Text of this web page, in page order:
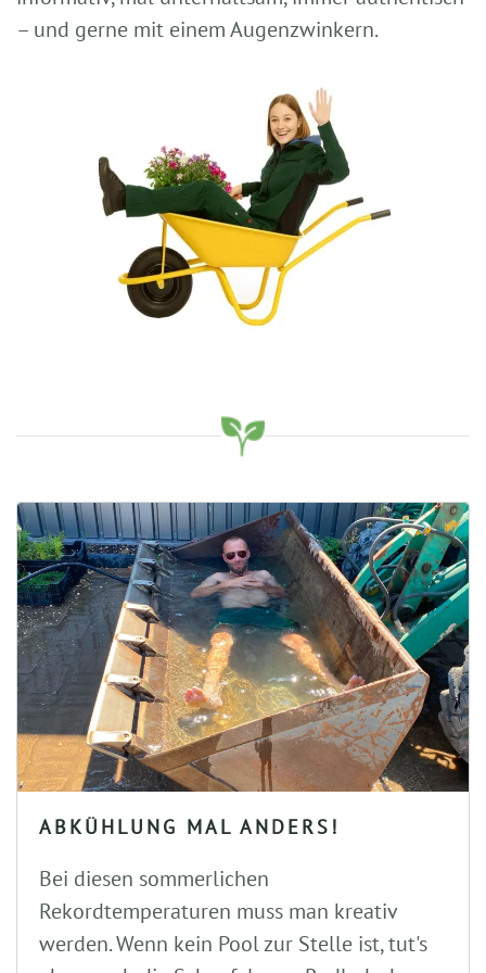
– und gerne mit einem Augenzwinkern.
ABKÜHLUNG MAL ANDERS!
Bei diesen sommerlichen
Rekordtemperaturen muss man kreativ
werden. Wenn kein Pool zur Stelle ist, tut's